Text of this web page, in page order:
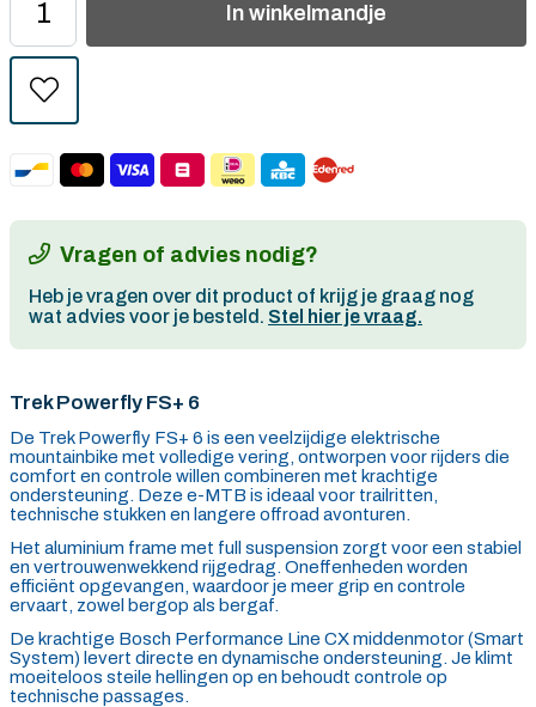
In winkelmandje
Vragen of advies nodig?
Heb je vragen over dit product of krijg je graag nog
wat advies voor je besteld. Stel hier je vraag.
Trek Powerfly FS+ 6
De Trek Powerfly FS+ 6 is een veelzijdige elektrische
mountainbike met volledige vering, ontworpen voor rijders die
comfort en controle willen combineren met krachtige
ondersteuning. Deze e-MTB is ideaal voor trailritten,
technische stukken en langere offroad avonturen.
Het aluminium frame met full suspension zorgt voor een stabiel
en vertrouwenwekkend rijgedrag. Oneffenheden worden
efficiënt opgevangen, waardoor je meer grip en controle
ervaart, zowel bergop als bergaf.
De krachtige Bosch Performance Line CX middenmotor (Smart
System) levert directe en dynamische ondersteuning. Je klimt
moeiteloos steile hellingen op en behoudt controle op
technische passages.